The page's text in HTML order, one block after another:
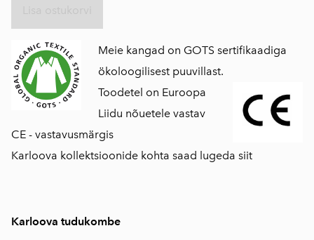
Karloova tudukombe
Meie kangad on GOTS sertifikaadiga
ökoloogilisest puuvillast.
Toodetel on Euroopa
Liidu nõuetele vastav
CE - vastavusmärgis
Karloova kollektsioonide kohta saad lugeda siit